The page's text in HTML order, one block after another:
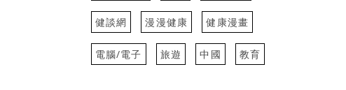
健談網 漫漫健康 健康漫畫
電腦/電子 旅遊 中國 教育